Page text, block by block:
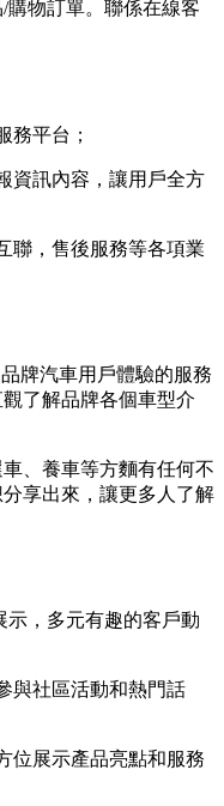
購物訂單。聯係在線客
務平台；
資訊內容，讓用戶全方
聯，售後服務等各項業
牌汽車用戶體驗的服務
了解品牌各個車型介
、養車等方麵有任何不
享出來，讓更多人了解
示，多元有趣的客戶動
與社區活動和熱門話
位展示產品亮點和服務